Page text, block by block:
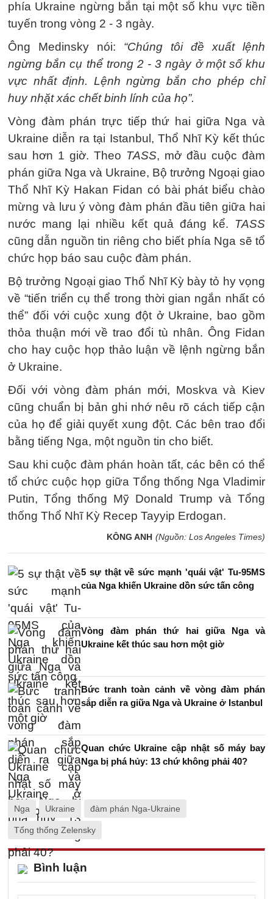
phía Ukraine ngừng bắn tại một số khu vực tiền
tuyến trong vòng 2 - 3 ngày.
Ông Medinsky nói: “Chúng tôi đề xuất lệnh
ngừng bắn cụ thể trong 2 - 3 ngày ở một số khu
vực nhất định. Lệnh ngừng bắn cho phép chỉ
huy nhặt xác chết binh lính của họ”.
Vòng đàm phán trực tiếp thứ hai giữa Nga và
Ukraine diễn ra tại Istanbul, Thổ Nhĩ Kỳ kết thúc
sau hơn 1 giờ. Theo TASS, mở đầu cuộc đàm
phán giữa Nga và Ukraine, Bộ trưởng Ngoại giao
Thổ Nhĩ Kỳ Hakan Fidan có bài phát biểu chào
mừng và lưu ý vòng đàm phán đầu tiên giữa hai
nước mang lại nhiều kết quả đáng kể. TASS
cũng dẫn nguồn tin riêng cho biết phía Nga sẽ tổ
chức họp báo sau cuộc đàm phán.
Bộ trưởng Ngoại giao Thổ Nhĩ Kỳ bày tỏ hy vọng
về “tiến triển cụ thể trong thời gian ngắn nhất có
thể” đối với cuộc xung đột ở Ukraine, bao gồm
thỏa thuận mới về trao đổi tù nhân. Ông Fidan
cho hay cuộc họp thảo luận về lệnh ngừng bắn
ở Ukraine.
Đối với vòng đàm phán mới, Moskva và Kiev
cũng chuẩn bị bản ghi nhớ nêu rõ cách tiếp cận
của họ để giải quyết xung đột. Các bên trao đổi
bằng tiếng Nga, một nguồn tin cho biết.
Sau khi cuộc đàm phán hoàn tất, các bên có thể
tổ chức cuộc họp giữa Tổng thống Nga Vladimir
Putin, Tổng thống Mỹ Donald Trump và Tổng
thống Thổ Nhĩ Kỳ Recep Tayyip Erdogan.
KÔNG ANH (Nguồn: Los Angeles Times)
5 sự thật về sức mạnh 'quái vật' Tu-95MS
của Nga khiến Ukraine dồn sức tấn công
Vòng đàm phán thứ hai giữa Nga và
Ukraine kết thúc sau hơn một giờ
Bức tranh toàn cảnh về vòng đàm phán
sắp diễn ra giữa Nga và Ukraine ở Istanbul
Quan chức Ukraine cập nhật số máy bay
Nga bị phá hủy: 13 chứ không phải 40?
Nga Ukraine đàm phán Nga-Ukraine
Tổng thống Zelensky
Bình luận